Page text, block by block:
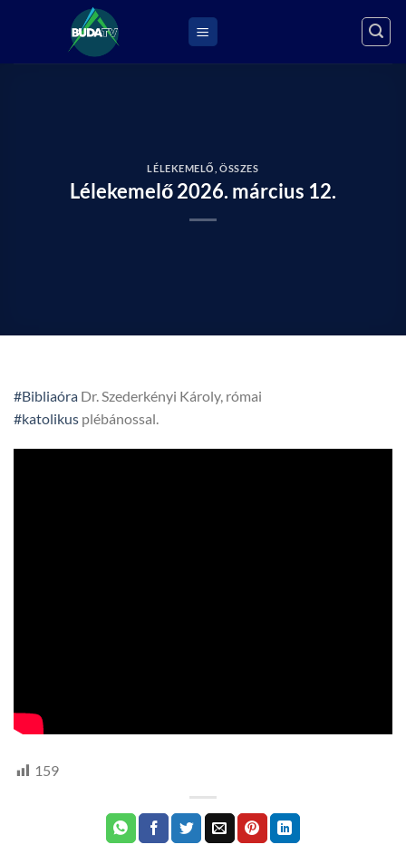
LÉLEKEMELŐ ,ÖSSZES
Lélekemelő 2026. március 12.
#Bibliaóra Dr. Szederkényi Károly, római
#katolikus plébánossal.
159